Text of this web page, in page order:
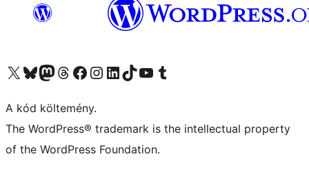
Visit our X (formerly Twitter) account
Visit our Bluesky account
Twitter csatornánk
Visit our Threads account
Facebook oldalunk megtekintése
Visit our Instagram account
Visit our LinkedIn account
Visit our TikTok account
Visit our YouTube channel
Visit our Tumblr account
A kód költemény.
The WordPress® trademark is the intellectual property
of the WordPress Foundation.